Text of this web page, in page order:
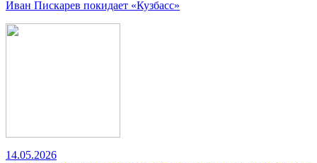
Иван Пискарев покидает «Кузбасс»
14.05.2026